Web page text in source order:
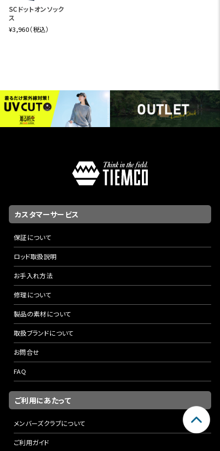
SCドットオンソック
ス
¥3,960（税込）
カスタマーサービス
保証について
ロッド取扱説明
お手入れ方法
修理について
製品の素材について
取扱ブランドについて
お問合せ
FAQ
ご利用にあたって
メンバーズクラブについて
ご利用ガイド